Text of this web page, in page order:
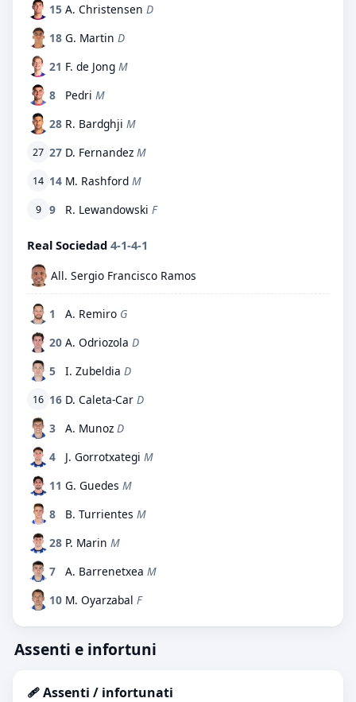
15 A. Christensen D
18 G. Martin D
21 F. de Jong M
8
Pedri M
28 R. Bardghji M
27 27 D. Fernandez M
14 14 M. Rashford M
9 9 R. Lewandowski F
Real Sociedad 4-1-4-1
All. Sergio Francisco Ramos
1 A. Remiro G
20 A. Odriozola D
5
I. Zubeldia D
16 16 D. Caleta-Car D
3
A. Munoz D
4
J. Gorrotxategi M
11 G. Guedes M
8
B. Turrientes M
28 P. Marin M
7
A. Barrenetxea M
10 M. Oyarzabal F
Assenti e infortuni
🩹 Assenti / infortunati